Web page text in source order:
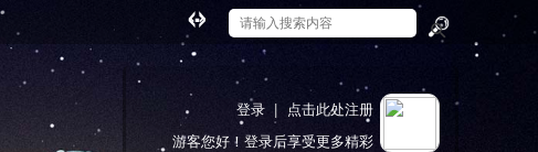
索
切
换
宽
版
登录
点击此处注册
游客您好！登录后享受更多精彩